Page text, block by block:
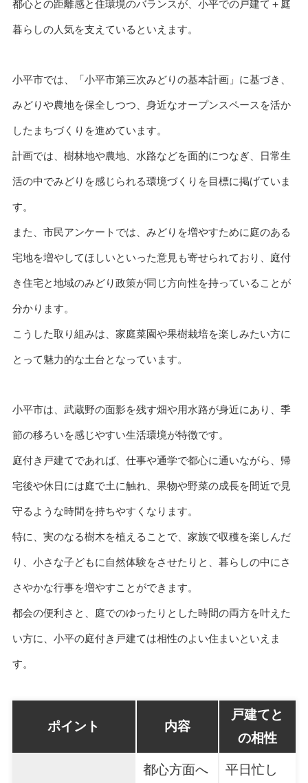
都心との距離感と住環境のバランスが、小平での戸建て＋庭
暮らしの人気を支えているといえます。
小平市では、「小平市第三次みどりの基本計画」に基づき、
みどりや農地を保全しつつ、身近なオープンスペースを活か
したまちづくりを進めています。
計画では、樹林地や農地、水路などを面的につなぎ、日常生
活の中でみどりを感じられる環境づくりを目標に掲げていま
す。
また、市民アンケートでは、みどりを増やすために庭のある
宅地を増やしてほしいといった意見も寄せられており、庭付
き住宅と地域のみどり政策が同じ方向性を持っていることが
分かります。
こうした取り組みは、家庭菜園や果樹栽培を楽しみたい方に
とって魅力的な土台となっています。
小平市は、武蔵野の面影を残す畑や用水路が身近にあり、季
節の移ろいを感じやすい生活環境が特徴です。
庭付き戸建てであれば、仕事や通学で都心に通いながら、帰
宅後や休日には庭で土に触れ、果物や野菜の成長を間近で見
守るような時間を持ちやすくなります。
特に、実のなる樹木を植えることで、家族で収穫を楽しんだ
り、小さな子どもに自然体験をさせたりと、暮らしの中にさ
さやかな行事を増やすことができます。
都会の便利さと、庭でのゆったりとした時間の両方を叶えた
い方に、小平の庭付き戸建ては相性のよい住まいといえま
す。
ポイント 内容
戸建てと
の相性
都心方面へ 平日忙し